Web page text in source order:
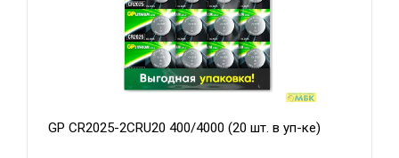
GP CR2025-2CRU20 400/4000 (20 шт. в уп-ке)